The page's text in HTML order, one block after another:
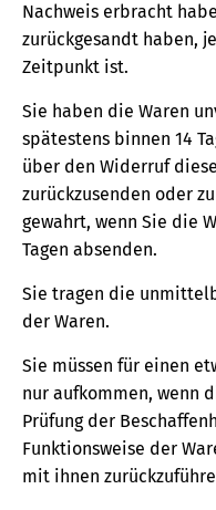
Nachweis erbracht
zurückgesandt haben,
Zeitpunkt ist.
Sie haben die Waren
spätestens binnen 14
über den Widerruf
zurückzusenden oder
gewahrt, wenn Sie die
Tagen absenden.
Sie tragen die
der Waren.
Sie müssen für einen
nur aufkommen, wenn
Prüfung der
Funktionsweise der
mit ihnen